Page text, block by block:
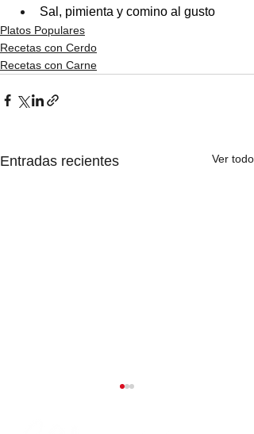
Sal, pimienta y comino al gusto
Platos Populares
Recetas con Cerdo
Recetas con Carne
Entradas recientes Ver todo